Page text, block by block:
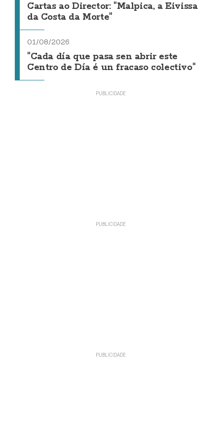
Cartas ao Director: "Malpica, a Eivissa
da Costa da Morte"
01/08/2026
"Cada día que pasa sen abrir este
Centro de Día é un fracaso colectivo"